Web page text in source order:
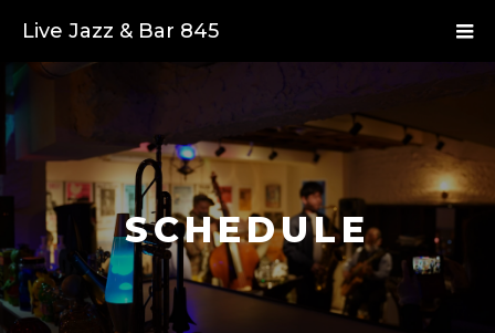
Live Jazz & Bar 845
SCHEDULE